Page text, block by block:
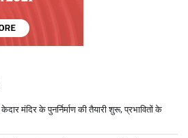
मंदिर के पुनर्निर्माण की तैयारी शुरू, प्रभावितों के